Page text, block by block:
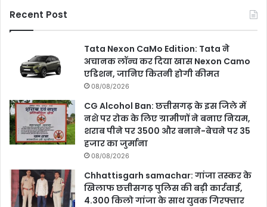
Recent Post
Tata Nexon CaMo Edition: Tata ने
अचानक लॉन्च कर दिया खास Nexon Camo
एडिशन, जानिए कितनी होगी कीमत
08/08/2026
CG Alcohol Ban: छत्तीसगढ़ के इस जिले में
नशे पर रोक के लिए ग्रामीणों ने बनाए नियम,
शराब पीने पर 3500 और बनाने-बेचने पर 35
हजार का जुर्माना
08/08/2026
Chhattisgarh samachar: गांजा तस्कर के
खिलाफ छत्तीसगढ़ पुलिस की बड़ी कार्रवाई,
4.300 किलो गांजा के साथ युवक गिरफ्तार